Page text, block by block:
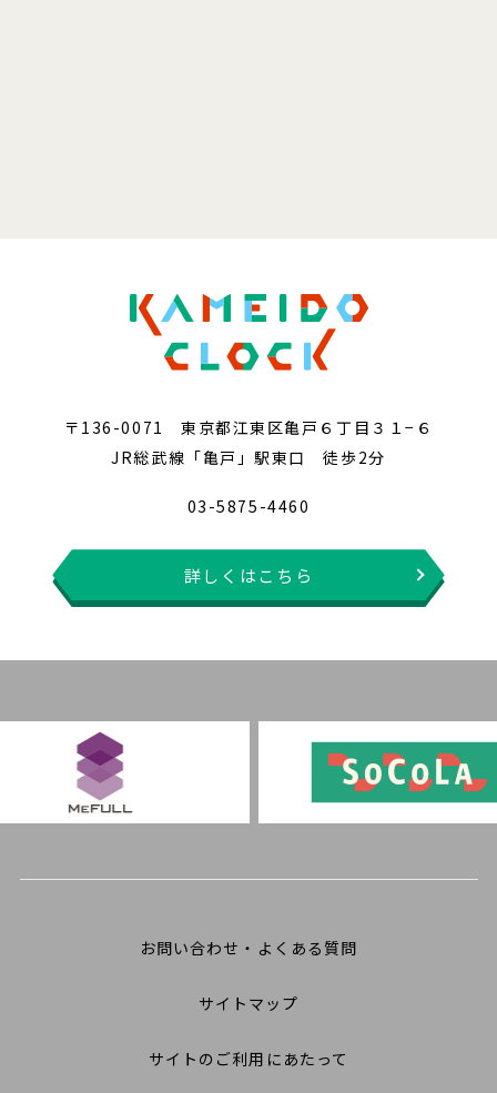
〒136-0071 東京都江東区亀戸６丁目３１−６
JR総武線「亀戸」駅東口 徒歩2分
03-5875-4460
詳しくはこちら
お問い合わせ・よくある質問
サイトマップ
サイトのご利用にあたって